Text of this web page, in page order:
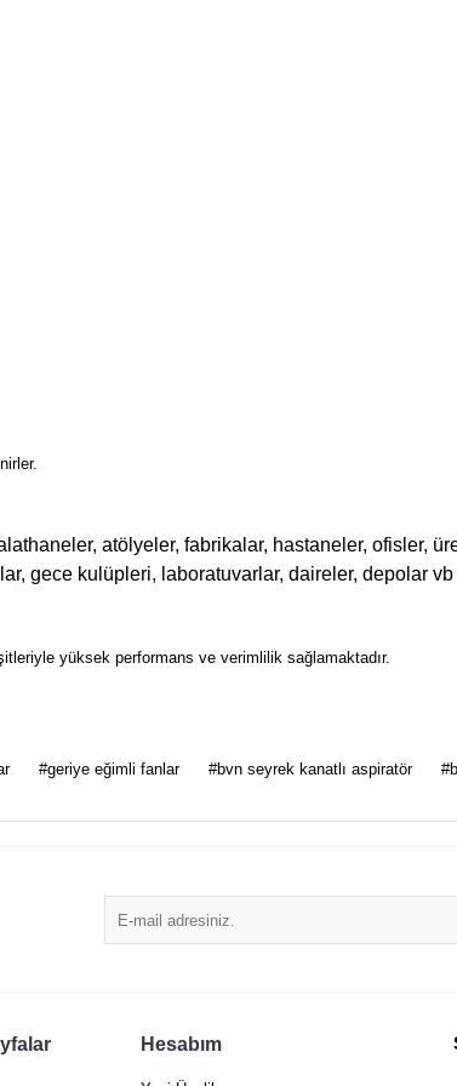
atölyeler, fabrikalar, hastaneler, ofisler,
gece kulüpleri, laboratuvarlar, daireler, depolar vb
yüksek performans ve verimlilik sağlamaktadır.
yorumu siz yapın!
#geriye eğimli fanlar #bvn seyrek kanatlı aspiratör
Hesabım